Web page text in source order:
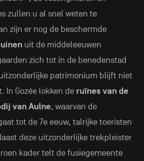
zullen u al snel weten te
zijn er nog de beschermde
uit de middeleeuwen
zich tot in de benedenstad
patrimonium blijft niet
In Gozée lokken de ruïnes van de
van Aulne, waarvan de
tot de 7e eeuw, talrijke toeristen
deze uitzonderlijke trekpleister
kader telt de fusiegemeente